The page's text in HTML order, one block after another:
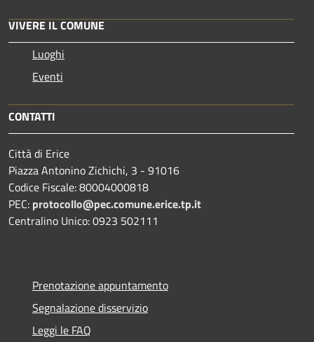
VIVERE IL COMUNE
Luoghi
Eventi
CONTATTI
Città di Erice
Piazza Antonino Zichichi, 3 - 91016
Codice Fiscale: 80004000818
PEC: protocollo@pec.comune.erice.tp.it
Centralino Unico: 0923 502111
Prenotazione appuntamento
Segnalazione disservizio
Leggi le FAQ